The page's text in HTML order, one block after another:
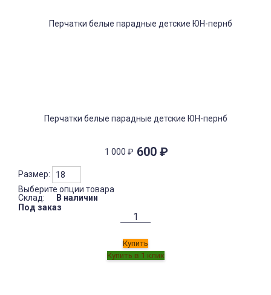
Перчатки белые парадные детские ЮН-пернб
1 000 ₽ 600 ₽
Размер:
Выберите опции товара
Склад:
В наличии
Под заказ
Купить